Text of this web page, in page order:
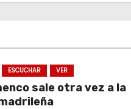
ESCUCHAR VER
sale otra vez a la